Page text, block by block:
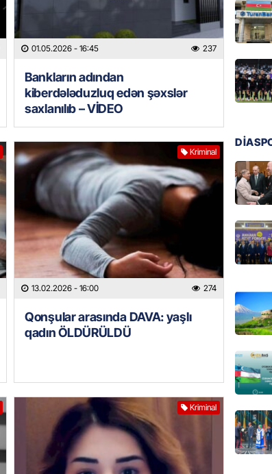
01.05.2026 - 16:45 237
Bankların adından
kiberdələduzluq edən şəxslər
saxlanılıb – VİDEO
Kriminal
13.02.2026 - 16:00 274
Qonşular arasında DAVA: yaşlı
qadın ÖLDÜRÜLDÜ
Kriminal
MANŞET
sazişi
Tramp
ÖZƏL
İki
ETDİ:
GÜNDƏM
olacaq
REKLAM